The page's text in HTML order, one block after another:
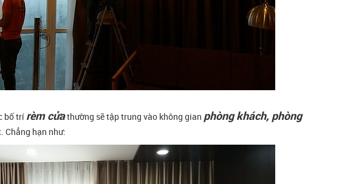
bố trí rèm cửathường sẽ tập trung vào không gian phòng khách, phòng
Chẳng hạn như: